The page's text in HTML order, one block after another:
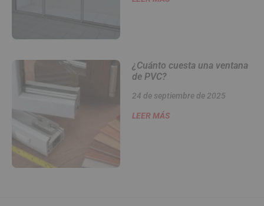
¿Cuánto cuesta una ventana
de PVC?
24 de septiembre de 2025
LEER MÁS